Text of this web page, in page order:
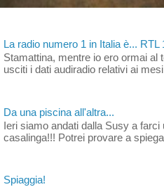
La radio numero 1 in Italia è... RTL
Stamattina, mentre io ero ormai al
usciti i dati audiradio relativi ai
Da una piscina all'altra...
Ieri siamo andati dalla Susy a
casalinga!!! Potrei provare a
Spiaggia!